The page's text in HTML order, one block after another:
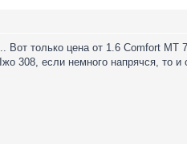
Вот только цена от 1.6 Comfort
308, если немного напрячся, то и